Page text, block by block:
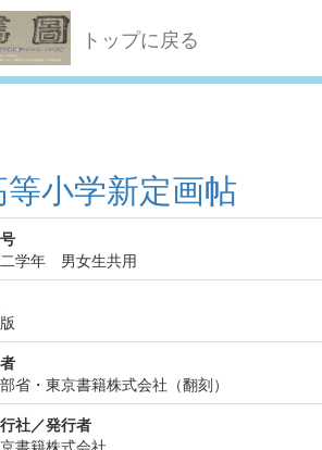
トップに戻る
等小学新定画帖
学年 男女生共用
省・東京書籍株式会社（翻刻）
社／発行者
書籍株式会社